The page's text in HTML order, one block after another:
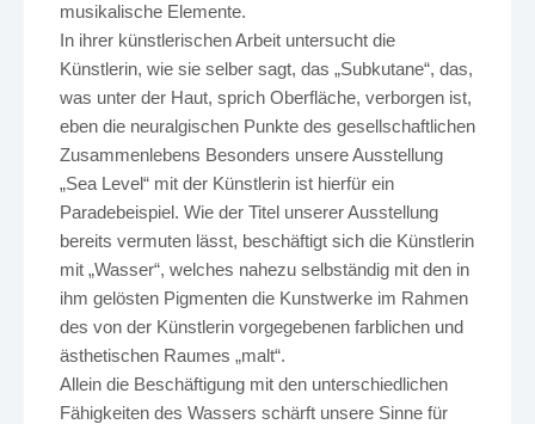
musikalische Elemente.
In ihrer künstlerischen Arbeit untersucht die
Künstlerin, wie sie selber sagt, das „Subkutane“, das,
was unter der Haut, sprich Oberfläche, verborgen ist,
eben die neuralgischen Punkte des gesellschaftlichen
Zusammenlebens Besonders unsere Ausstellung
„Sea Level“ mit der Künstlerin ist hierfür ein
Paradebeispiel. Wie der Titel unserer Ausstellung
bereits vermuten lässt, beschäftigt sich die Künstlerin
mit „Wasser“, welches nahezu selbständig mit den in
ihm gelösten Pigmenten die Kunstwerke im Rahmen
des von der Künstlerin vorgegebenen farblichen und
ästhetischen Raumes „malt“.
Allein die Beschäftigung mit den unterschiedlichen
Fähigkeiten des Wassers schärft unsere Sinne für